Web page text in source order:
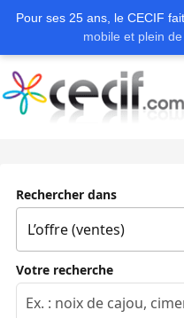
Pour ses 25 ans, le CECIF
mobile et plein
Rechercher dans
Votre recherche